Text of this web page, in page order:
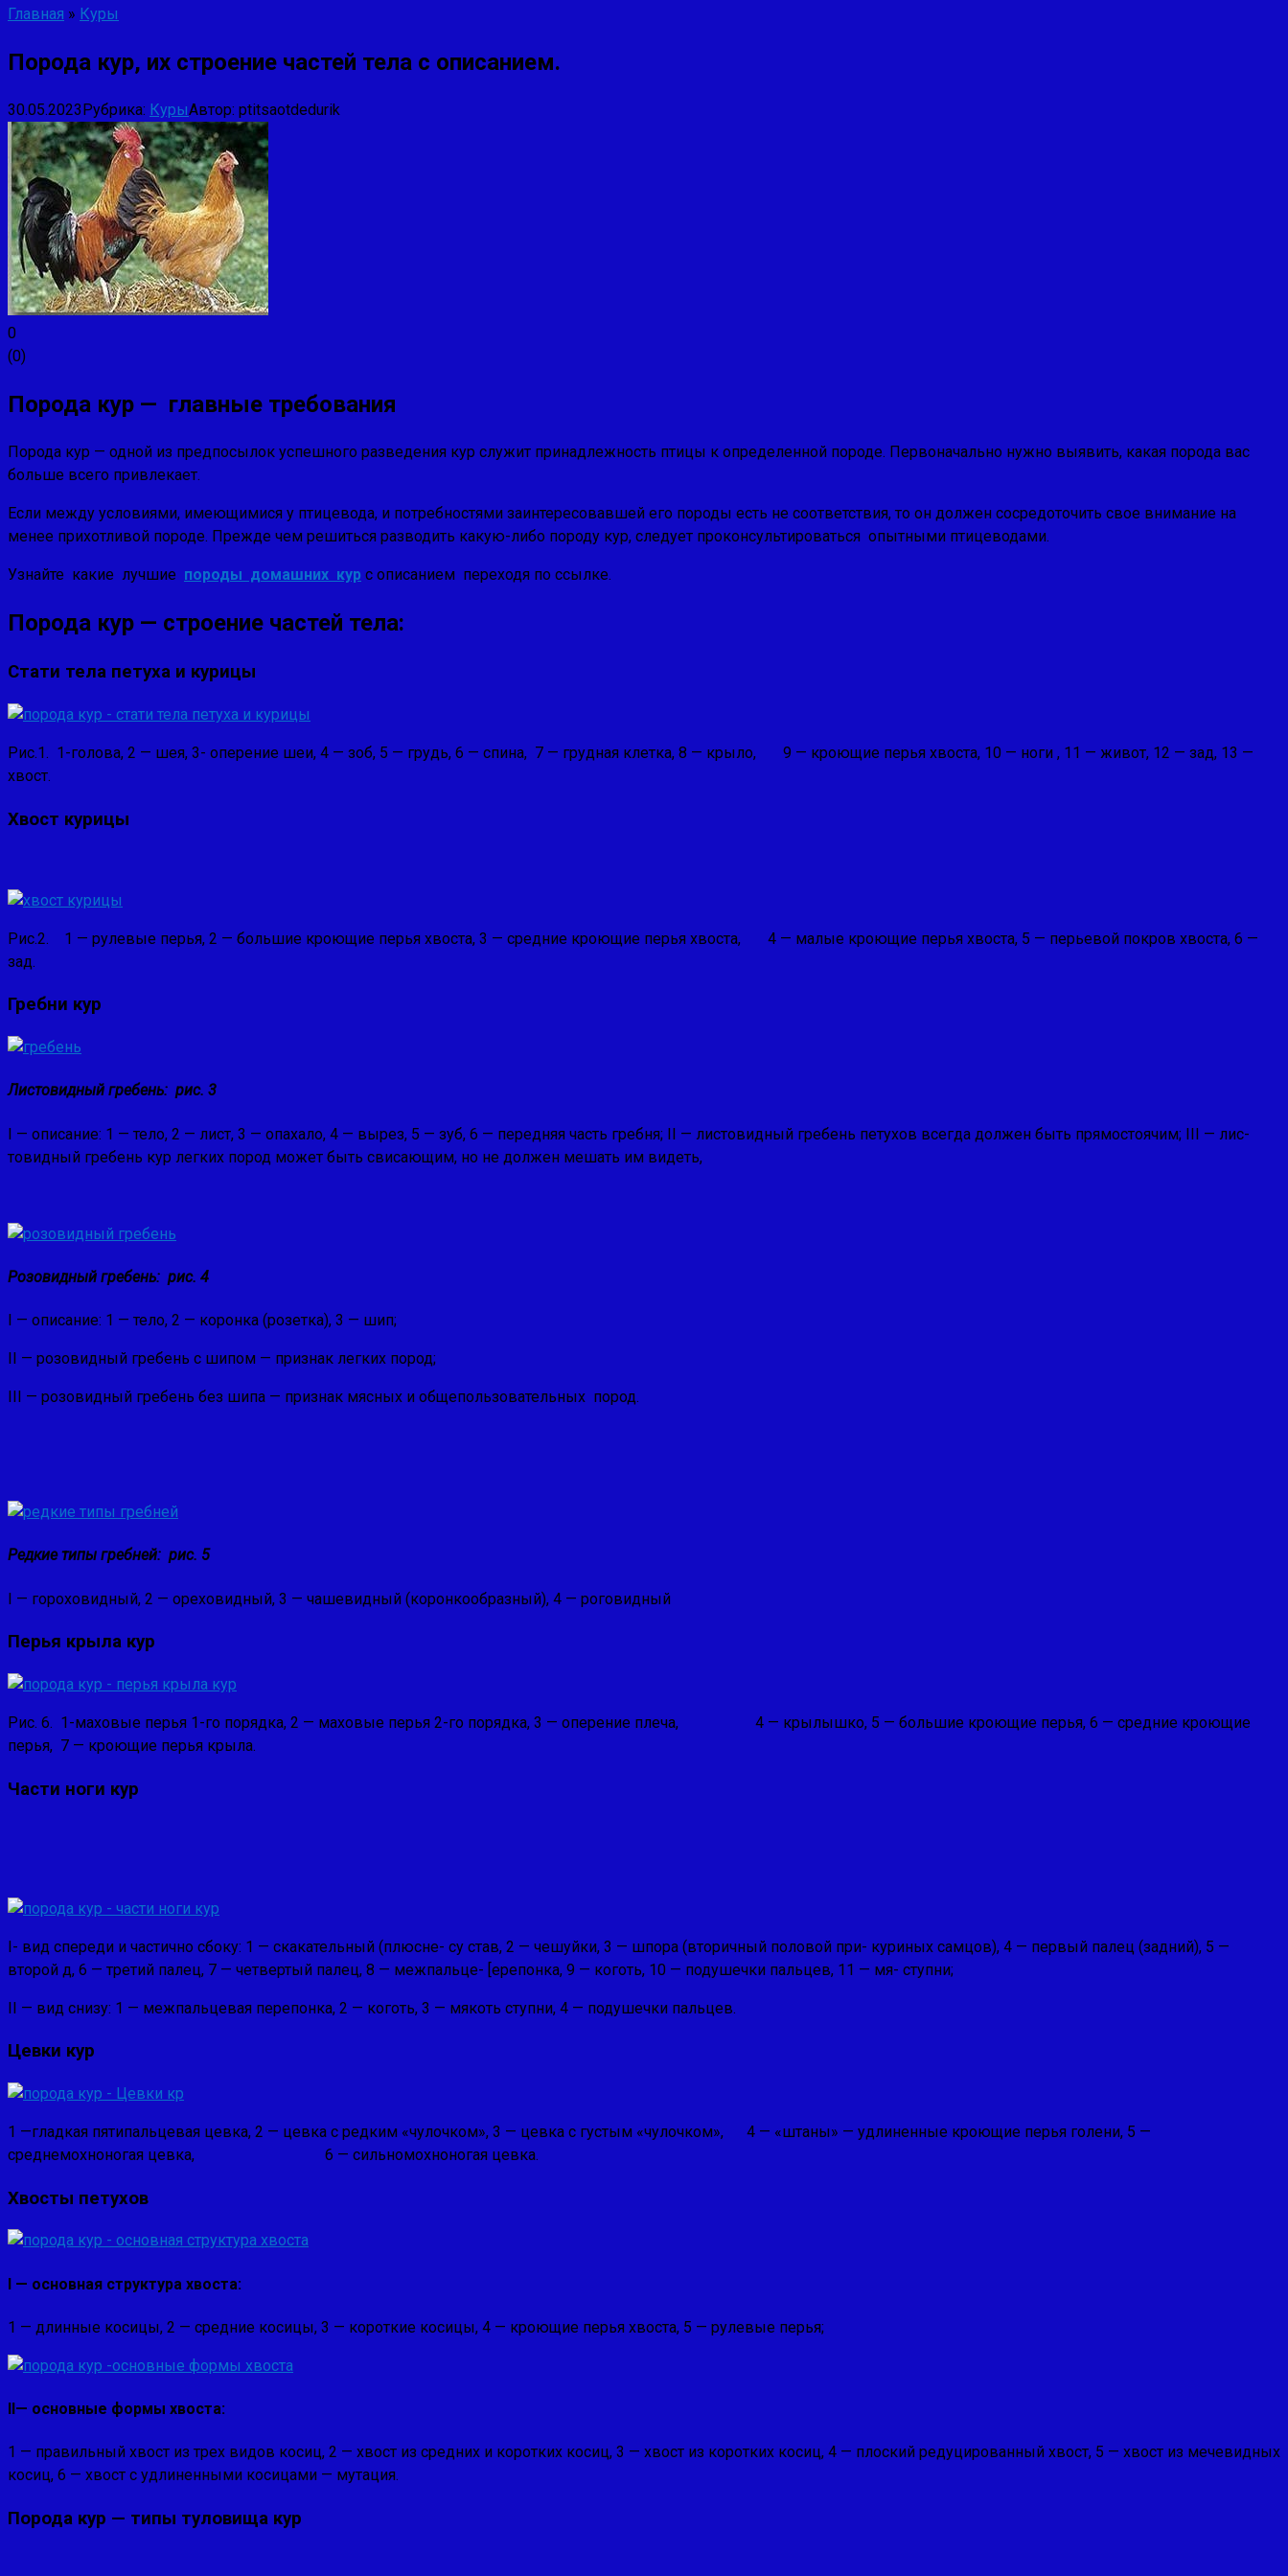
Главная » Куры
Порода кур, их строение частей тела с описанием.
30.05.2023Рубрика: КурыАвтор: ptitsaotdedurik
0
(0)
Порода кур — главные требования
Порода кур — одной из предпосылок успешного разведе­ния кур служит принадлежность птицы к определенной породе. Первоначально нужно выявить, какая порода вас
больше всего привлекает.
Если между условиями, имеющимися у птицевода, и потребностями заинтересовавшей его породы есть не соответствия, то он должен сосредоточить свое внимание на
менее прихотливой породе. Прежде чем решиться разводить какую-либо породу кур, следует проконсультироваться опытными птицеводами.
Узнайте какие лучшие породы домашних кур с описанием переходя по ссылке.
Порода кур — строение частей тела:
Стати тела петуха и курицы
Рис.1. 1-голова, 2 — шея, 3- оперение шеи, 4 — зоб, 5 — грудь, 6 — спина, 7 — грудная клетка, 8 — крыло, 9 — кроющие перья хвоста, 10 — ноги , 11 — живот, 12 — зад, 13 —
хвост.
Хвост курицы
Рис.2. 1 — рулевые перья, 2 — боль­шие кроющие перья хвоста, 3 — средние кроющие перья хвоста, 4 — малые кроющие перья хвоста, 5 — перьевой покров хвоста, 6 —
зад.
Гребни кур
Листовидный гребень: рис. 3
I — описание: 1 — тело, 2 — лист, 3 — опахало, 4 — вырез, 5 — зуб, 6 — передняя часть гребня; II — листовидный гре­бень петухов всегда должен быть прямостоячим; III — лис­
товидный гребень кур легких пород может быть свисающим, но не должен мешать им ви­деть,
Розовидный гребень: рис. 4
I — описание: 1 — тело, 2 — коронка (розетка), 3 — шип;
II — розовидный гребень с шипом — признак легких пород;
III — розовидный гре­бень без шипа — признак мяс­ных и общепользовательных пород.
Редкие типы гребней: рис. 5
I — гороховидный, 2 — оре­ховидный, 3 — чашевидный (коронкообразный), 4 — ро­говидный
Перья крыла кур
Рис. 6. 1-маховые перья 1-го порядка, 2 — маховые перья 2-го порядка, 3 — оперение плеча, 4 — крылышко, 5 — большие кроющие перья, 6 — средние кроющие
перья, 7 — кроющие перья крыла.
Части ноги кур
I- вид спереди и частично сбоку: 1 — скакательный (плюсне- су став, 2 — чешуйки, 3 — шпора (вторичный половой при- куриных самцов), 4 — первый палец (задний), 5 —
второй д, 6 — третий палец, 7 — четвертый палец, 8 — межпальце- [ерепонка, 9 — коготь, 10 — подушечки пальцев, 11 — мя- ступни;
II — вид снизу: 1 — межпальцевая перепонка, 2 — коготь, 3 — мякоть ступни, 4 — подушечки пальцев.
Цевки кур
1 —гладкая пятипальцевая цевка, 2 — цевка с редким «чулоч­ком», 3 — цевка с густым «чулочком», 4 — «штаны» — удли­ненные кроющие перья голени, 5 —
среднемохноногая цевка, 6 — сильномохноногая цевка.
Хвосты петухов
I — основная структура хвоста:
1 — длинные коси­цы, 2 — средние косицы, 3 — короткие косицы, 4 — кроющие перья хвоста, 5 — рулевые перья;
II— основные формы хво­ста:
1 — правильный хвост из трех видов косиц, 2 — хвост из средних и корот­ких косиц, 3 — хвост из ко­ротких косиц, 4 — плоский редуцированный хвост, 5 — хвост из мечевидных
косиц, 6 — хвост с удлиненными косицами — мутация.
Порода кур — типы туловища кур